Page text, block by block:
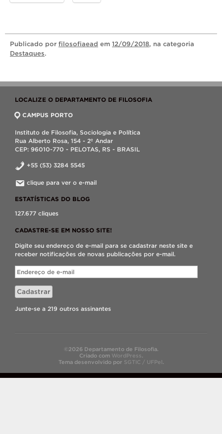
Publicado por filosofiaead em 12/09/2018, na categoria
Destaques.
LOCALIZE O DEPARTAMENTO DE FILOSOFIA
CAMPUS PORTO
Instituto de Filosofia, Sociologia e Política
Rua Alberto Rosa, 154 - 2º Andar
CEP: 96010-770 - PELOTAS, RS - BRASIL
+55 (53) 3284 5545
clique para ver o e-mail
ESTATÍSTICAS DO BLOG
127.677 cliques
CADASTRE-SE EM NOSSO SITE!
Digite seu endereço de e-mail para se cadastrar neste site e
receber notificações de novas publicações por e-mail.
Endereço
de
e-
mail
Cadastrar
Junte-se a 219 outros assinantes
©2026 Departamento de Filosofia.
Criado com WordPress.
Tema desenvolvido por SGTIC / UFPel.